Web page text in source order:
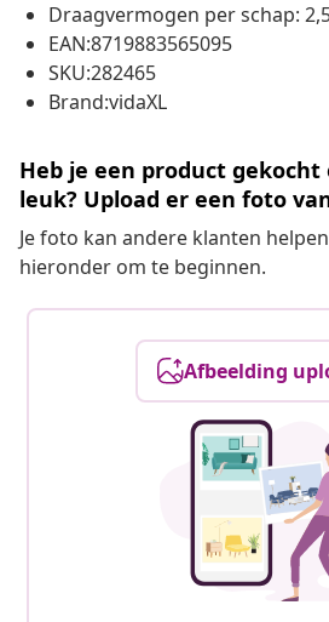
Draagvermogen per schap:
EAN:8719883565095
SKU:282465
Brand:vidaXL
Heb je een product
leuk? Upload er een foto
Je foto kan andere klanten
hieronder om te beginnen.
Afbeelding